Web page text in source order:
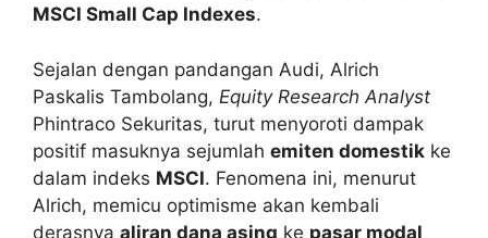
MSCI Small Cap Indexes.
Sejalan dengan pandangan Audi, Alrich
Paskalis Tambolang, Equity Research Analyst
Phintraco Sekuritas, turut menyoroti dampak
positif masuknya sejumlah emiten domestik ke
dalam indeks MSCI. Fenomena ini, menurut
Alrich, memicu optimisme akan kembali
derasnya aliran dana asing ke pasar modal